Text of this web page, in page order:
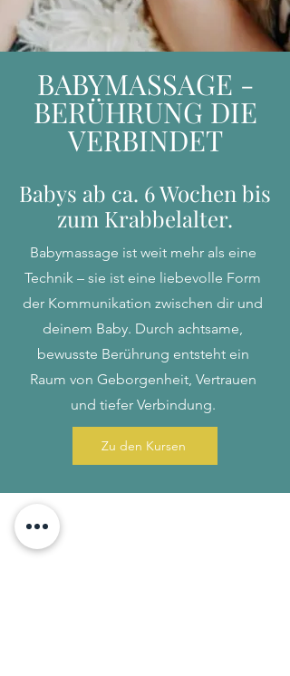
BABYMASSAGE -
BERÜHRUNG DIE
VERBINDET
Babys ab ca. 6 Wochen bis
zum Krabbelalter.
Babymassage ist weit mehr als eine
Technik – sie ist eine liebevolle Form
der Kommunikation zwischen dir und
deinem Baby. Durch achtsame,
bewusste Berührung entsteht ein
Raum von Geborgenheit, Vertrauen
und tiefer Verbindung.
Zu den Kursen
Kontakt